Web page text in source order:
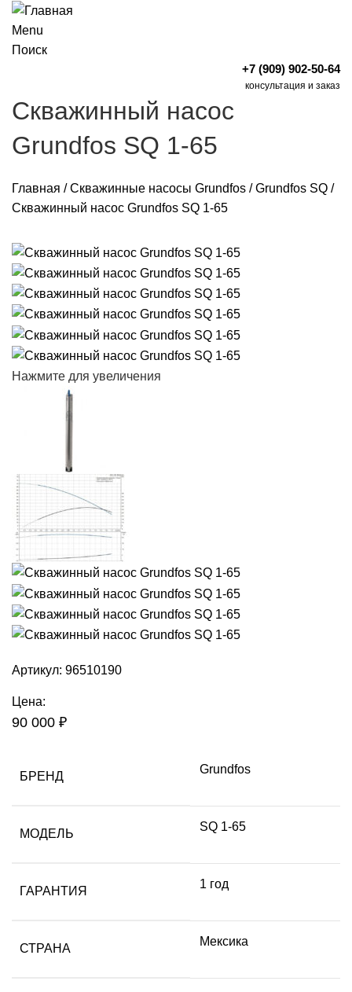
Menu
Поиск
+7 (909) 902-50-64
консультация и заказ
Скважинный насос
Grundfos SQ 1-65
Главная /Скважинные насосы Grundfos /Grundfos SQ /
Скважинный насос Grundfos SQ 1-65
Нажмите для увеличения
Артикул: 96510190
Цена:
90 000 ₽
БРЕНД
Grundfos
МОДЕЛЬ
SQ 1-65
ГАРАНТИЯ
1 год
СТРАНА
Мексика